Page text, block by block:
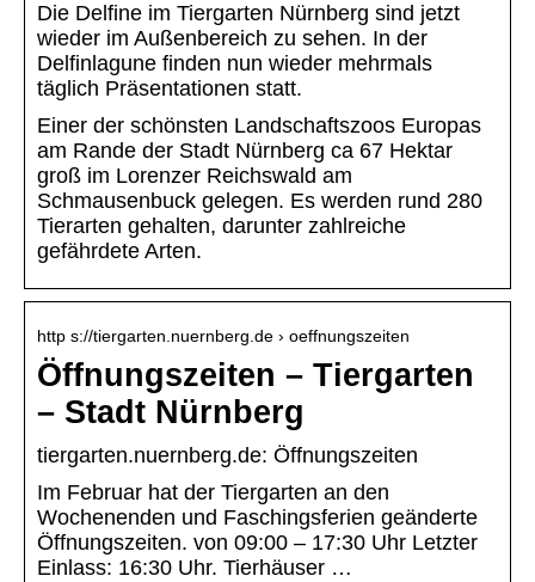
Die Delfine im Tiergarten Nürnberg sind jetzt
wieder im Außenbereich zu sehen. In der
Delfinlagune finden nun wieder mehrmals
täglich Präsentationen statt.
Einer der schönsten Landschaftszoos Europas
am Rande der Stadt Nürnberg ca 67 Hektar
groß im Lorenzer Reichswald am
Schmausenbuck gelegen. Es werden rund 280
Tierarten gehalten, darunter zahlreiche
gefährdete Arten.
http s://tiergarten.nuernberg.de › oeffnungszeiten
Öffnungszeiten – Tiergarten
– Stadt Nürnberg
tiergarten.nuernberg.de: Öffnungszeiten
Im Februar hat der Tiergarten an den
Wochenenden und Faschingsferien geänderte
Öffnungszeiten. von 09:00 – 17:30 Uhr Letzter
Einlass: 16:30 Uhr. Tierhäuser …